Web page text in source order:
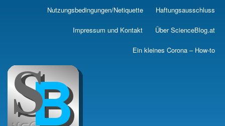
Skip
main
Nutzungsbedingungen/Netiquette Haftungsausschluss
Impressum und Kontakt Über ScienceBlog.at
Ein kleines Corona – How-to